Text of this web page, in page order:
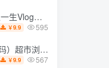
，新领域红利期，抓紧做
￥9.9 595
收益可达1000+带分佣机制
￥9.9 567
，新领域红利期，抓紧做
￥9.9 595
收益可达1000+带分佣机制
￥9.9 567